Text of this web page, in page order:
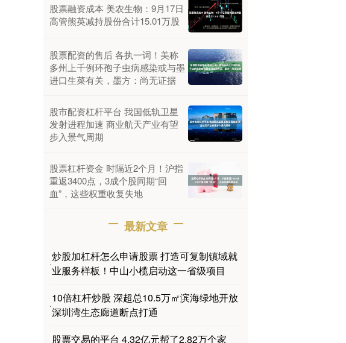
股票融资成本 美农生物：9月17日
高管熊英减持股份合计15.01万股
股票配资的售后 各执一词！美称
多州上千例环孢子虫病感染或与墨
进口生菜有关，墨方：尚无证据
股市配资杠杆平台 我国低轨卫星
发射进程加速 商业航天产业有望
步入景气周期
股票杠杆资金 时隔近2个月！沪指
重返3400点，3成个股同期“回
血”，这些权重收复失地
最新文章
·
炒股加杠杆怎么申请股票 打造可复制镇域就
业服务样板！中山小榄启动这一省级项目
·
10倍杠杆炒股 深超总10.5万㎡滨海绿地开放
深圳湾生态廊道断点打通
股票交易的平台 4.32亿元帮了2.82万个家